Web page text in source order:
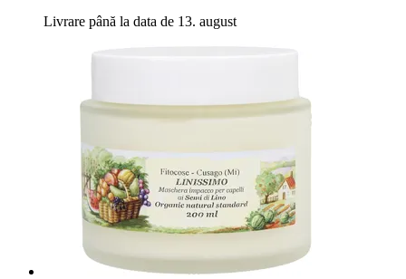
Livrare până la data de 13. august